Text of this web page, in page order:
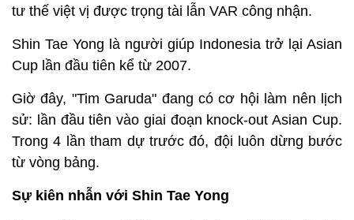
tư thế việt vị được trọng tài lẫn VAR công nhận.
Shin Tae Yong là người giúp Indonesia trở lại Asian
Cup lần đầu tiên kể từ 2007.
Giờ đây, "Tim Garuda" đang có cơ hội làm nên lịch
sử: lần đầu tiên vào giai đoạn knock-out Asian Cup.
Trong 4 lần tham dự trước đó, đội luôn dừng bước
từ vòng bảng.
Sự kiên nhẫn với Shin Tae Yong